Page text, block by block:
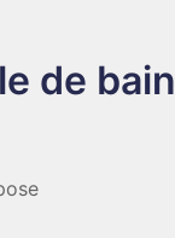
de bain